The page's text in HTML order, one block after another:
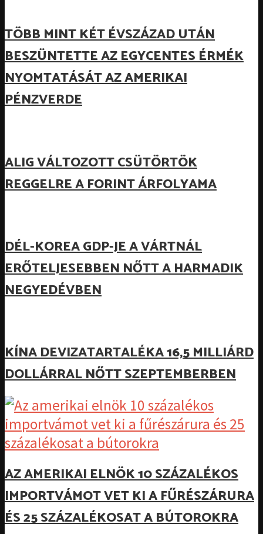
TÖBB MINT KÉT ÉVSZÁZAD UTÁN
BESZÜNTETTE AZ EGYCENTES ÉRMÉK
NYOMTATÁSÁT AZ AMERIKAI
PÉNZVERDE
ALIG VÁLTOZOTT CSÜTÖRTÖK
REGGELRE A FORINT ÁRFOLYAMA
DÉL-KOREA GDP-JE A VÁRTNÁL
ERŐTELJESEBBEN NŐTT A HARMADIK
NEGYEDÉVBEN
KÍNA DEVIZATARTALÉKA 16,5 MILLIÁRD
DOLLÁRRAL NŐTT SZEPTEMBERBEN
AZ AMERIKAI ELNÖK 10 SZÁZALÉKOS
IMPORTVÁMOT VET KI A FŰRÉSZÁRURA
ÉS 25 SZÁZALÉKOSAT A BÚTOROKRA